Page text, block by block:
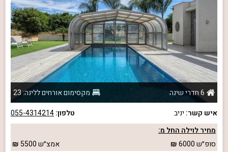
6 חדרי שינה
מקסימום אורחים ללינה: 23
איש קשר: יניב טלפון:055-4314214
מחיר לוילה החל מ:
סופ״ש6000 אמצ״ש5500